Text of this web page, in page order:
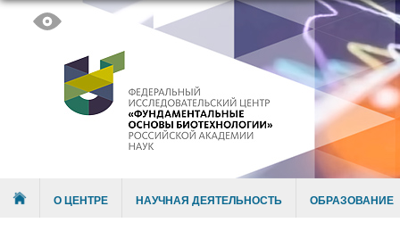
Menu О ЦЕНТРЕ НАУЧНАЯ ДЕЯТЕЛЬНОСТЬ ОБРАЗОВАНИЕ